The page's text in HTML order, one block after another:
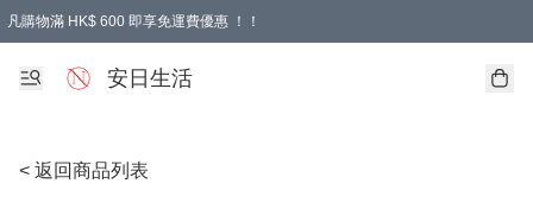
凡購物滿 HK$ 600 即享免運費優惠 ！！
安日生活
< 返回商品列表